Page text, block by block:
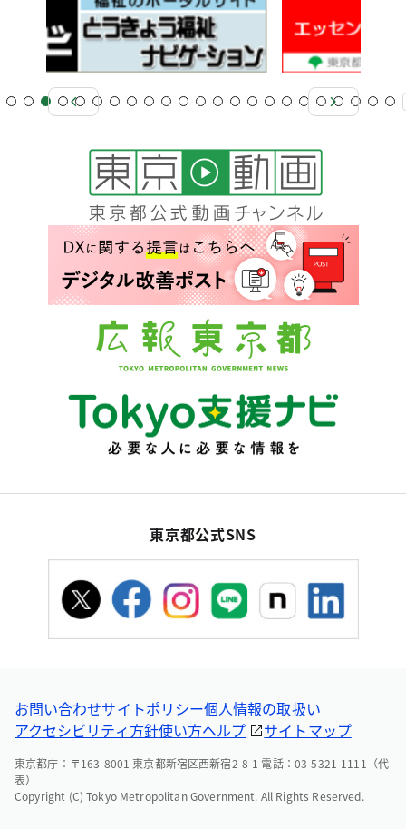
東京都公式SNS
お問い合わせサイトポリシー個人情報の取扱い
アクセシビリティ方針使い方ヘルプ サイトマップ
東京都庁：〒163-8001 東京都新宿区西新宿2-8-1 電話：03-5321-1111（代
表）
Copyright (C) Tokyo Metropolitan Government. All Rights Reserved.